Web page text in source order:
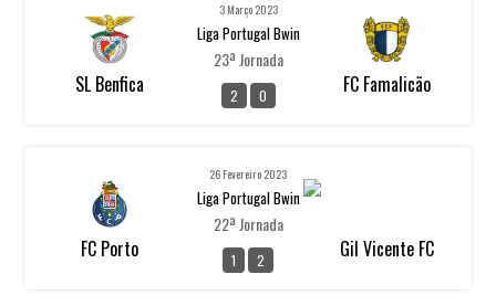
SL Benfica
3 Março 2023
Liga Portugal Bwin
23ª Jornada
2 0 FC Famalicão
FC Porto
26 Fevereiro 2023
Liga Portugal Bwin
22ª Jornada
1 2 Gil Vicente FC